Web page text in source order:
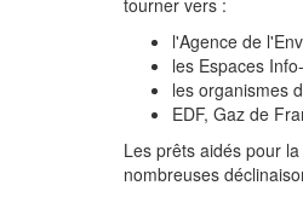
tourner vers :
l'Agence de
les Espaces
les organismes
EDF, Gaz de
Les prêts aidés pour
nombreuses